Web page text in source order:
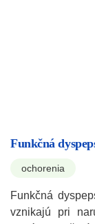
Funkčná
ochorenia
Funkčná
vznikajú pri